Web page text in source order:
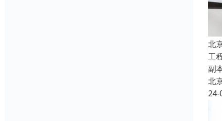
北
工
副
北
24-